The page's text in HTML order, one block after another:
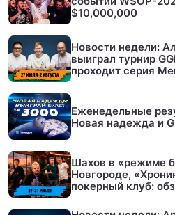
$10,000,000
Новости недели:
выиграл турнир
проходит серия
Еженедельные
Новая надежда и
Шахов в «режиме
Новгороде,
покерный клуб: